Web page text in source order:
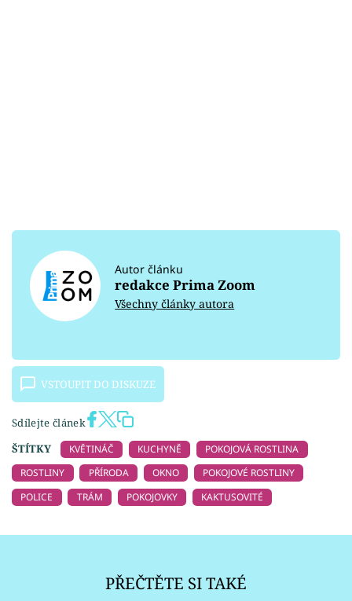
Autor článku
redakce Prima Zoom
Všechny články autora
VSTOUPIT DO DISKUZE
Sdílejte článek
ŠTÍTKY
KVĚTINÁČ KUCHYNĚ
POKOJOVÁ ROSTLINA
ROSTLINY
PŘÍRODA OKNO
POKOJOVÉ ROSTLINY
POLICE
TRÁM POKOJOVKY KAKTUSOVITÉ
PŘEČTĚTE SI TAKÉ